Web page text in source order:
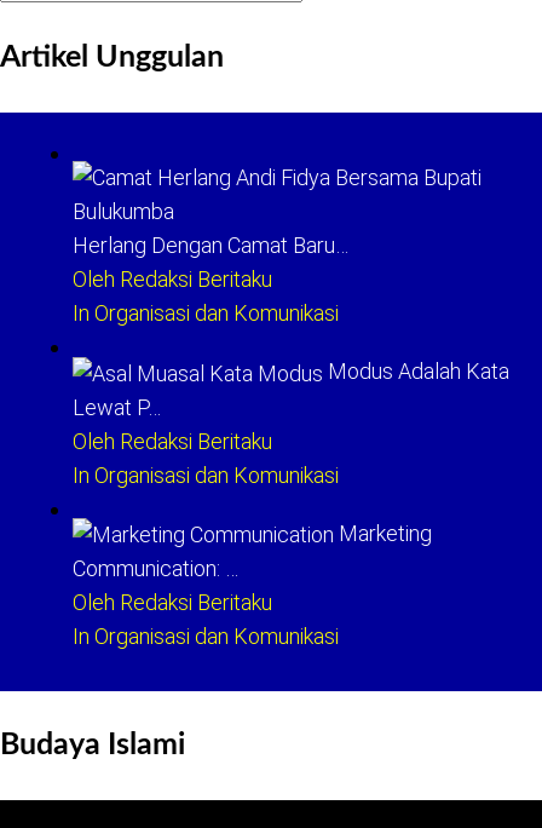
Artikel Unggulan
Herlang Dengan Camat Baru…
Oleh Redaksi Beritaku
In Organisasi dan Komunikasi
Modus Adalah Kata
Lewat P…
Oleh Redaksi Beritaku
In Organisasi dan Komunikasi
Marketing
Communication: …
Oleh Redaksi Beritaku
In Organisasi dan Komunikasi
Budaya Islami